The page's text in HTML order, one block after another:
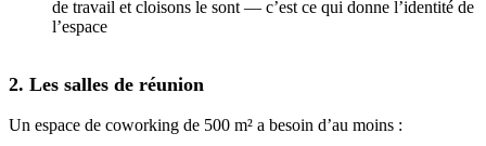
de travail et cloisons le sont — c’est ce qui donne l’identité de
l’espace
2. Les salles de réunion
Un espace de coworking de 500 m² a besoin d’au moins :